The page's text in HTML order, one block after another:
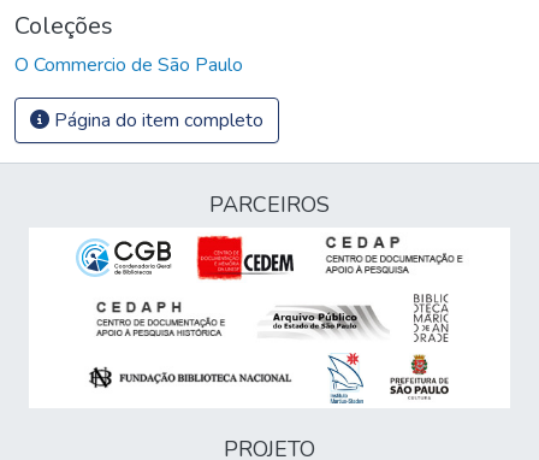
Coleções
O Commercio de São Paulo
Página do item completo
PARCEIROS
PROJETO